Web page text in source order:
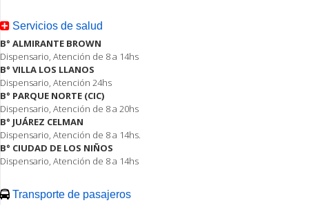
Servicios de salud
B° ALMIRANTE BROWN
Dispensario, Atención de 8 a 14hs
B° VILLA LOS LLANOS
Dispensario, Atención 24hs
B° PARQUE NORTE (CIC)
Dispensario, Atención de 8 a 20hs
B° JUÁREZ CELMAN
Dispensario, Atención de 8 a 14hs.
B° CIUDAD DE LOS NIÑOS
Dispensario, Atención de 8 a 14hs
Transporte de pasajeros